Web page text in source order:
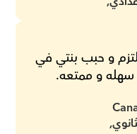
سهله و ممتعه.